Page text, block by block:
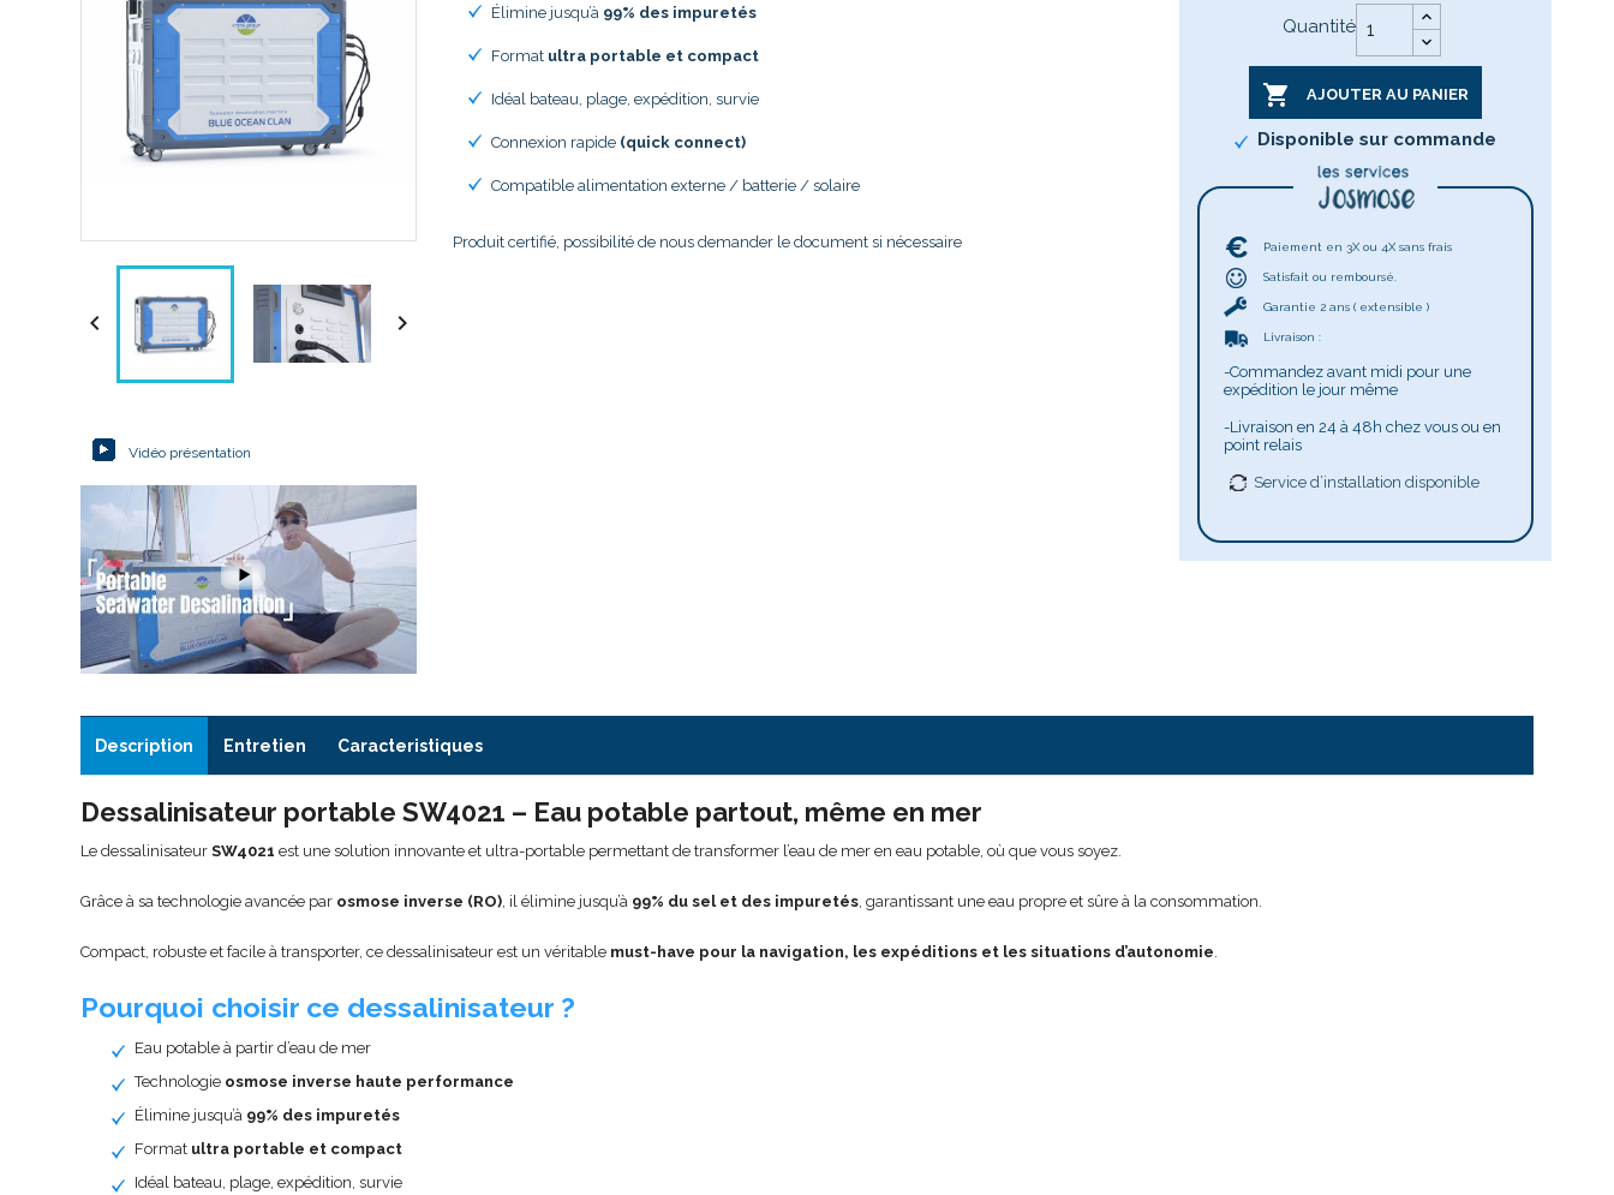
 
Vidéo présentation
Élimine jusqu’à 99% des impuretés
Format ultra portable et compact
Idéal bateau, plage, expédition, survie
Connexion rapide (quick connect)
Compatible alimentation externe / batterie / solaire
Produit certifié, possibilité de nous demander le document si nécessaire
Quantité
 AJOUTER AU PANIER
Disponible sur commande
Paiement en 3X ou 4X sans frais
Satisfait ou remboursé.
Garantie 2 ans ( extensible )
Livraison :
-Commandez avant midi pour une
expédition le jour même
-Livraison en 24 à 48h chez vous ou en
point relais
Service d’installation disponible
Description Entretien Caracteristiques
Dessalinisateur portable SW4021 – Eau potable partout, même en mer
Le dessalinisateur SW4021 est une solution innovante et ultra-portable permettant de transformer l’eau de mer en eau potable, où que vous soyez.
Grâce à sa technologie avancée par osmose inverse (RO), il élimine jusqu’à 99% du sel et des impuretés, garantissant une eau propre et sûre à la consommation.
Compact, robuste et facile à transporter, ce dessalinisateur est un véritable must-have pour la navigation, les expéditions et les situations d’autonomie.
Pourquoi choisir ce dessalinisateur ?
Eau potable à partir d’eau de mer
Technologie osmose inverse haute performance
Élimine jusqu’à 99% des impuretés
Format ultra portable et compact
Idéal bateau, plage, expédition, survie